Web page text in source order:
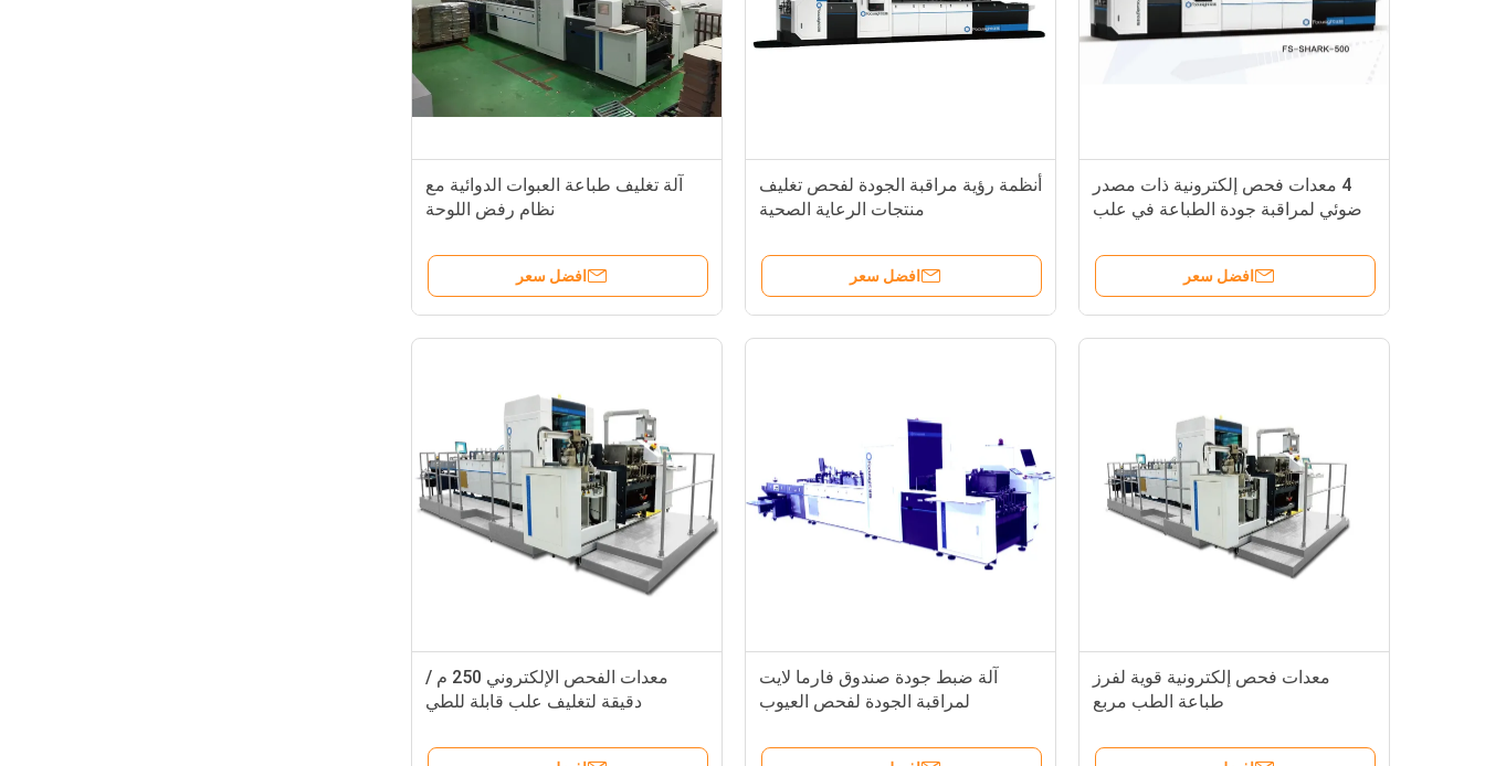
آلة تغليف طباعة العبوات الدوائية مع
نظام رفض اللوحة
افضل سعر
أنظمة رؤية مراقبة الجودة لفحص تغليف
منتجات الرعاية الصحية
افضل سعر
4 معدات فحص إلكترونية ذات مصدر
ضوئي لمراقبة جودة الطباعة في علب
افضل سعر
معدات الفحص الإلكتروني 250 م /
دقيقة لتغليف علب قابلة للطي
آلة ضبط جودة صندوق فارما لايت
لمراقبة الجودة لفحص العيوب
معدات فحص إلكترونية قوية لفرز
طباعة الطب مربع